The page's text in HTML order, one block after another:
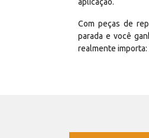
Com peças de
parada e você
realmente importa: